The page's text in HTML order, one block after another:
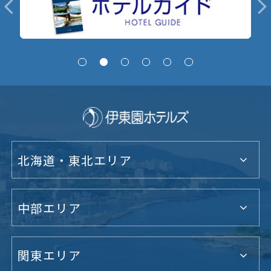
北海道・東北エリア
中部エリア
関東エリア